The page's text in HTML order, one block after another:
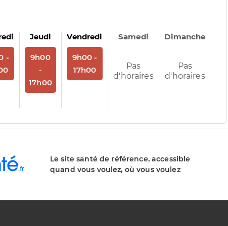
vous
-
Jeudi
Sur rendez-vous
9h00
-
17h00
Vendredi
Sur rendez-vous
9h00 -
17h00
Samedi
Pas
d'horaires
Dimanche
Pas
d'horaires
Le site santé de référence, accessible
quand vous voulez, où vous voulez